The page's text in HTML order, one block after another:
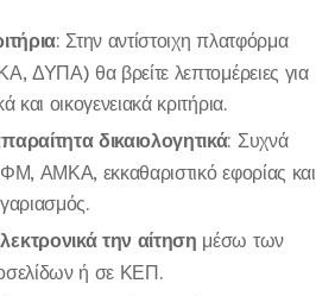
: Στην αντίστοιχη πλατφόρμα
ΔΥΠΑ) θα βρείτε λεπτομέρειες για
και οικογενειακά κριτήρια.
δικαιολογητικά: Συχνά
ΑΜΚΑ, εκκαθαριστικό εφορίας και
την αίτηση μέσω των
ή σε ΚΕΠ.